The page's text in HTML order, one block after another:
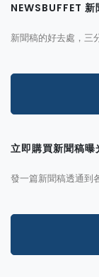
NEWSBUFFET
新聞稿的好去處，三
立即購買新聞稿曝
發一篇新聞稿透通到